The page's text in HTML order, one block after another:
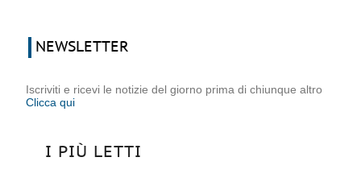
NEWSLETTER
Iscriviti e ricevi le notizie del giorno prima di chiunque altro
Clicca qui
I PIÙ LETTI